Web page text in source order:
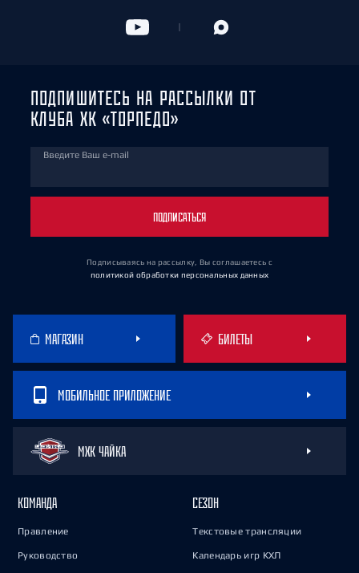
ПОДПИШИТЕСЬ НА РАССЫЛКИ ОТ
КЛУБА ХК «ТОРПЕДО»
Введите Ваш e-mail
ПОДПИСАТЬСЯ
Подписываясь на рассылку, Вы соглашаетесь с
политикой обработки персональных данных
МАГАЗИН БИЛЕТЫ
МОБИЛЬНОЕ ПРИЛОЖЕНИЕ
МХК ЧАЙКА
КОМАНДА
Правление
Руководство
СЕЗОН
Текстовые трансляции
Календарь игр КХЛ